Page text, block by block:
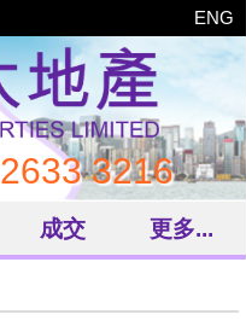
ENG
2633 3216
成交 更多...